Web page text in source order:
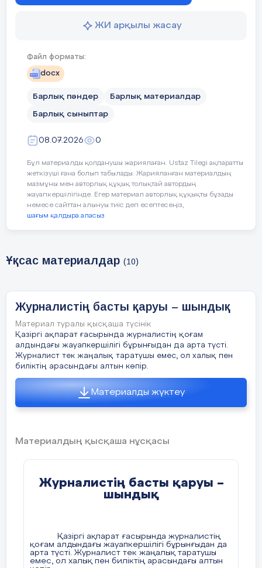
ЖИ арқылы жасау
Файл форматы:
docx
Барлық пәндер Барлық материалдар
Барлық сыныптар
08.07.2026 0
Бұл материалды қолданушы жариялаған. Ustaz Tilegi ақпаратты
жеткізуші ғана болып табылады. Жарияланған материалдың
мазмұны мен авторлық құқық толықтай автордың
жауапкершілігінде. Егер материал авторлық құқықты бұзады
немесе сайттан алынуы тиіс деп есептесеңіз,
шағым қалдыра аласыз
Ұқсас материалдар (10)
Журналистің басты қаруы – шындық
Материал туралы қысқаша түсінік
Қазіргі ақпарат ғасырында журналистің қоғам
алдындағы жауапкершілігі бұрынғыдан да арта түсті.
Журналист тек жаңалық таратушы емес, ол халық пен
биліктің арасындағы алтын көпір.
Материалды жүктеу
Материалдың қысқаша нұсқасы
Журналистің басты қаруы –
шындық
Қазіргі ақпарат ғасырында журналистің
қоғам алдындағы жауапкершілігі бұрынғыдан да
арта түсті. Журналист тек жаңалық таратушы
емес, ол халық пен биліктің арасындағы алтын